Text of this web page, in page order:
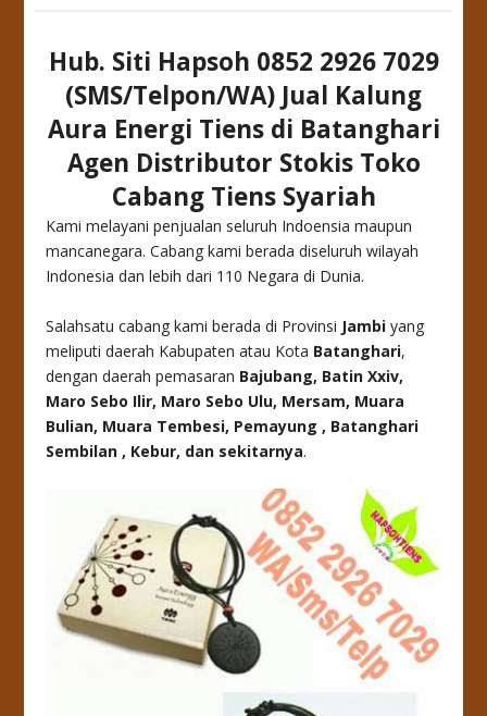
Hub. Siti Hapsoh 0852 2926 7029
(SMS/Telpon/WA) Jual Kalung
Aura Energi Tiens di Batanghari
Agen Distributor Stokis Toko
Cabang Tiens Syariah
Kami melayani penjualan seluruh Indoensia maupun
mancanegara. Cabang kami berada diseluruh wilayah
Indonesia dan lebih dari 110 Negara di Dunia.
Salahsatu cabang kami berada di Provinsi Jambi yang
meliputi daerah Kabupaten atau Kota Batanghari,
dengan daerah pemasaran Bajubang, Batin Xxiv,
Maro Sebo Ilir, Maro Sebo Ulu, Mersam, Muara
Bulian, Muara Tembesi, Pemayung , Batanghari
Sembilan , Kebur, dan sekitarnya.